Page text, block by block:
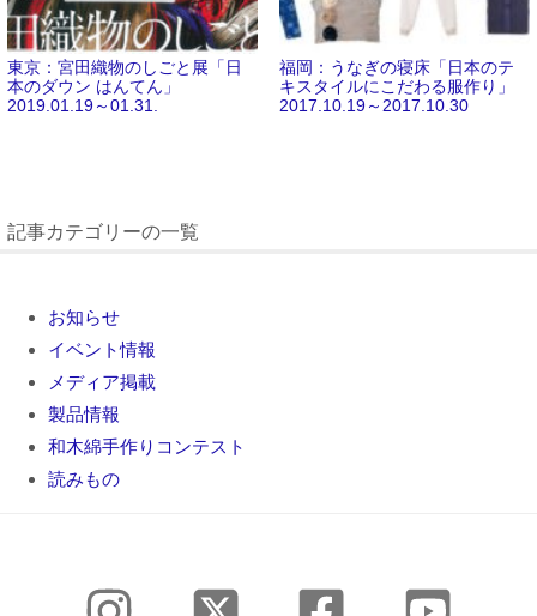
東京：宮田織物のしごと展「日
本のダウン はんてん」
2019.01.19～01.31.
福岡：うなぎの寝床「日本のテ
キスタイルにこだわる服作り」
2017.10.19～2017.10.30
記事カテゴリーの一覧
お知らせ
イベント情報
メディア掲載
製品情報
和木綿手作りコンテスト
読みもの